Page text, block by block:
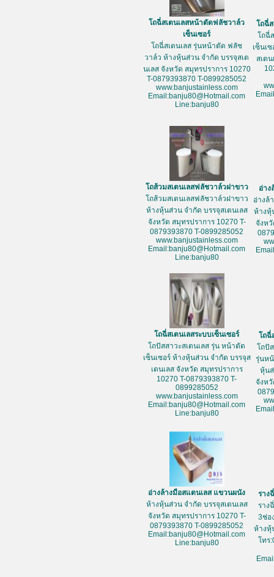
โถฉี่สเตนเลสหน้าตัดฟลัชวาล์ว
เซ็นเซอร์
โถฉี่สเตนเลส รุ่นหน้าตัด ฟลัช
วาล์ว ห้างหุ้นส่วน จำกัด บรรจุสเต
นเลส จังหวัด สมุทรปราการ 10270
T-0879393870 T-0899285052
www.banjustainless.com
Email:banju80@Hotmail.com
Line:banju80
โถฉี่
โถฉี่
เซ็นเ
สเต
โถส้วมสเตนเลสฟลัชวาล์วฝาขาว
โถส้วมสเตนเลสฟลัชวาล์วฝาขาว
ห้างหุ้นส่วน จำกัด บรรจุสเตนเลส
จังหวัด สมุทรปราการ 10270 T-
0879393870 T-0899285052
www.banjustainless.com
Email:banju80@Hotmail.com
Line:banju80
อ่าง
อ่างล้
ห้างหุ้
จังห
โถฉี่สเตนเลสระบบเซ็นเซอร์
โถปัสสาวะสเตนเลส รุ่น หน้าตัด
เซ็นเซอร์ ห้างหุ้นส่วน จำกัด บรรจุส
เตนเลส จังหวัด สมุทรปราการ
10270 T-0879393870 T-
0899285052
www.banjustainless.com
Email:banju80@Hotmail.com
Line:banju80
โถฉี่
โถปั
รุ่นห
หุ้น
จังห
อ่างล้างมือสแตนเลส แขวนผนัง
ห้างหุ้นส่วน จำกัด บรรจุสเตนเลส
จังหวัด สมุทรปราการ 10270 T-
0879393870 T-0899285052
Email:banju80@Hotmail.com
Line:banju80
ราง
ราง
3ช่อ
ห้างหุ้
โทร